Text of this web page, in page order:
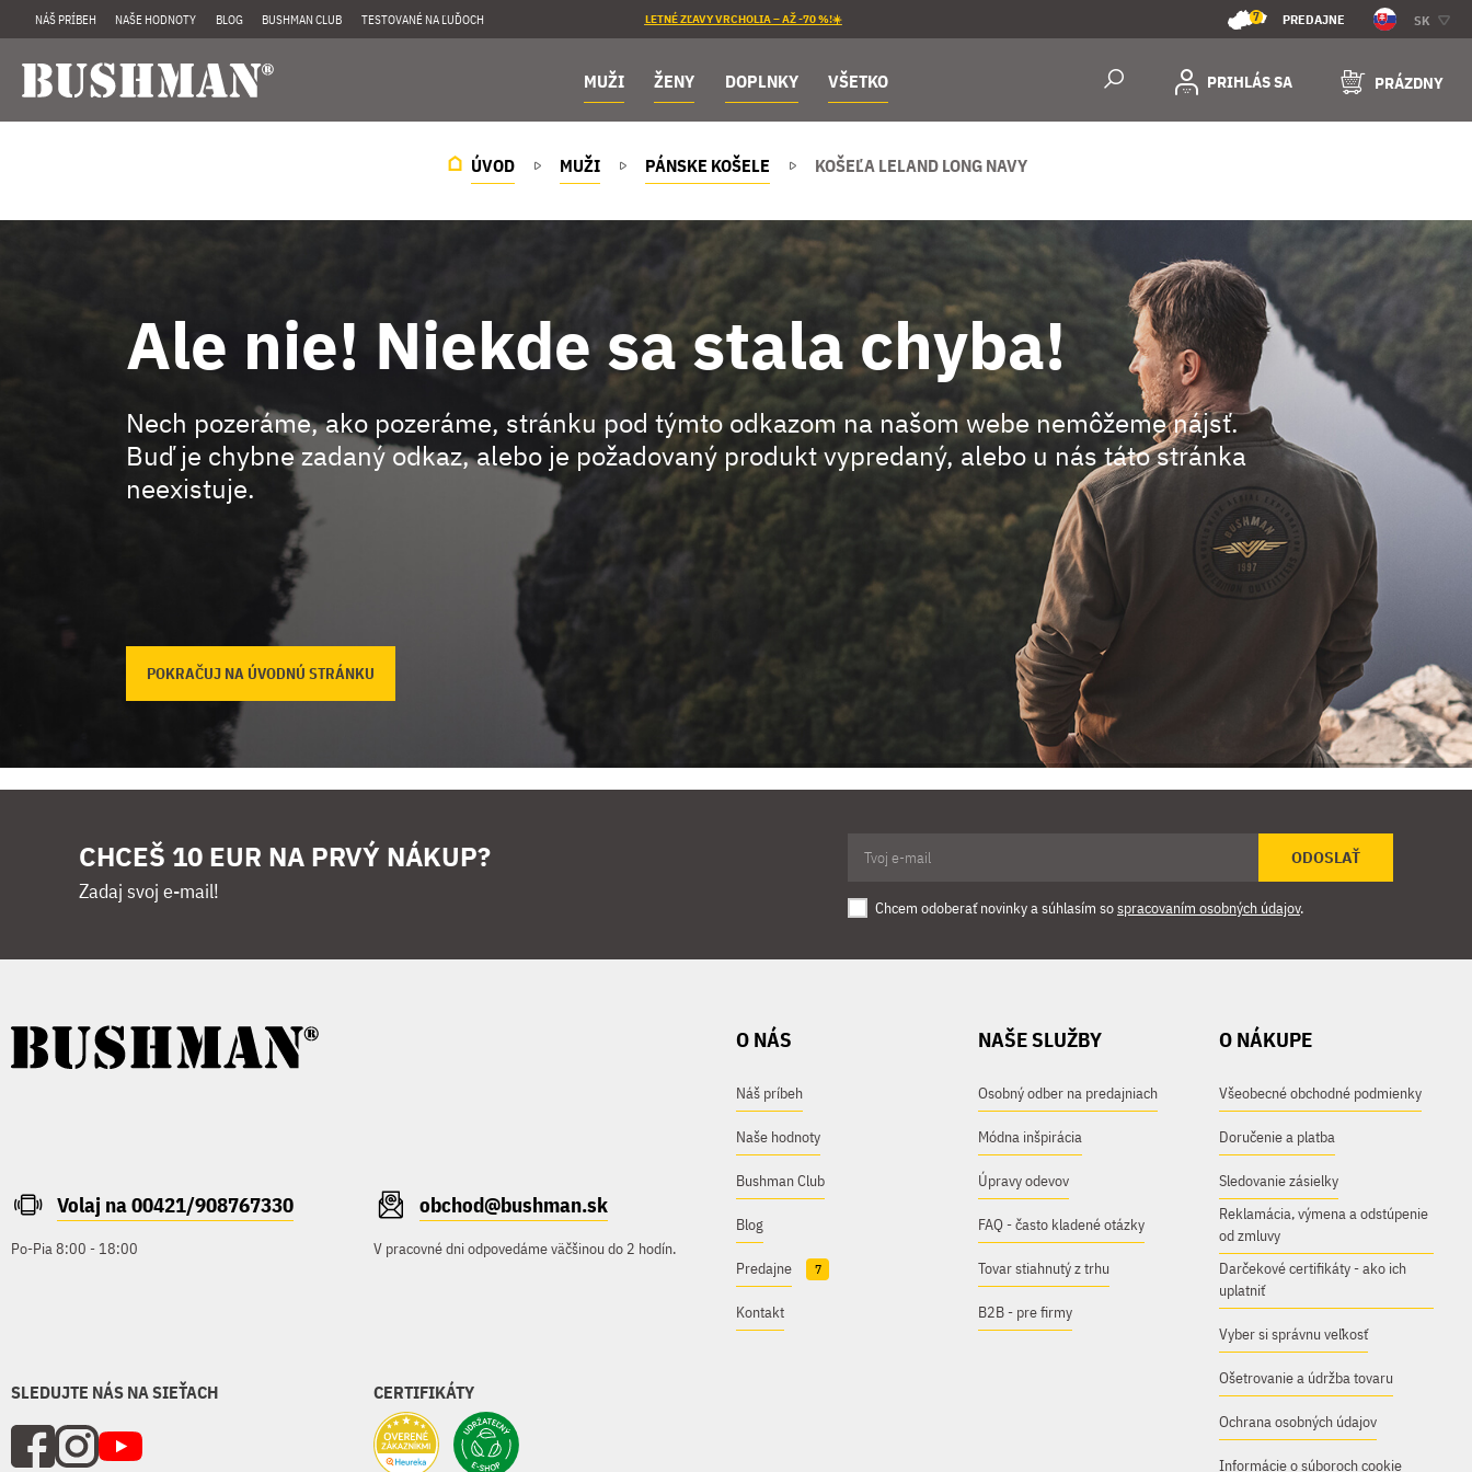
NÁŠ PRÍBEH NAŠE HODNOTY BLOG BUSHMAN CLUB TESTOVANÉ NA ĽUĎOCH LETNÉ ZĽAVY VRCHOLIA – AŽ -70 %!☀️ 7 PREDAJNE SK
MUŽI ŽENY DOPLNKY VŠETKO PRIHLÁS SA PRÁZDNY
ÚVOD MUŽI PÁNSKE KOŠELE KOŠEĽA LELAND LONG NAVY
Ale nie! Niekde sa stala chyba!
Nech pozeráme, ako pozeráme, stránku pod týmto odkazom na našom webe nemôžeme nájsť.
Buď je chybne zadaný odkaz, alebo je požadovaný produkt vypredaný, alebo u nás táto stránka
neexistuje.
POKRAČUJ NA ÚVODNÚ STRÁNKU
CHCEŠ 10 EUR NA PRVÝ NÁKUP?
Zadaj svoj e-mail!
ODOSLAŤ
Chcem odoberať novinky a súhlasím sospracovaním osobných údajov.
Volaj na 00421/908767330
Po-Pia 8:00 - 18:00
obchod@bushman.sk
V pracovné dni odpovedáme väčšinou do 2 hodín.
SLEDUJTE NÁS NA SIEŤACH CERTIFIKÁTY
O NÁS
Náš príbeh
Naše hodnoty
Bushman Club
Blog
Predajne 7
Kontakt
NAŠE SLUŽBY
Osobný odber na predajniach
Módna inšpirácia
Úpravy odevov
FAQ - často kladené otázky
Tovar stiahnutý z trhu
B2B - pre firmy
O NÁKUPE
Všeobecné obchodné podmienky
Doručenie a platba
Sledovanie zásielky
Reklamácia, výmena a odstúpenie
od zmluvy
Darčekové certifikáty - ako ich
uplatniť
Vyber si správnu veľkosť
Ošetrovanie a údržba tovaru
Ochrana osobných údajov
Informácie o súboroch cookie